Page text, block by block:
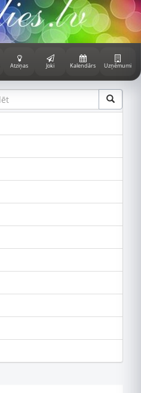
Atziņas Joki Kalendārs Uzņēmumi